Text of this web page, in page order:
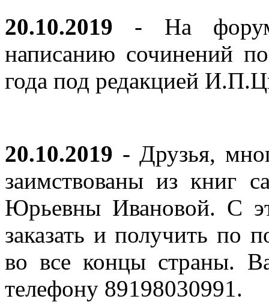
20.10.2019 - На
написанию сочинений
года под редакцией
20.10.2019 - Друзья,
заимствованы из книг
Юрьевны Ивановой. С
заказать и получить по
во все концы страны.
телефону 89198030991.